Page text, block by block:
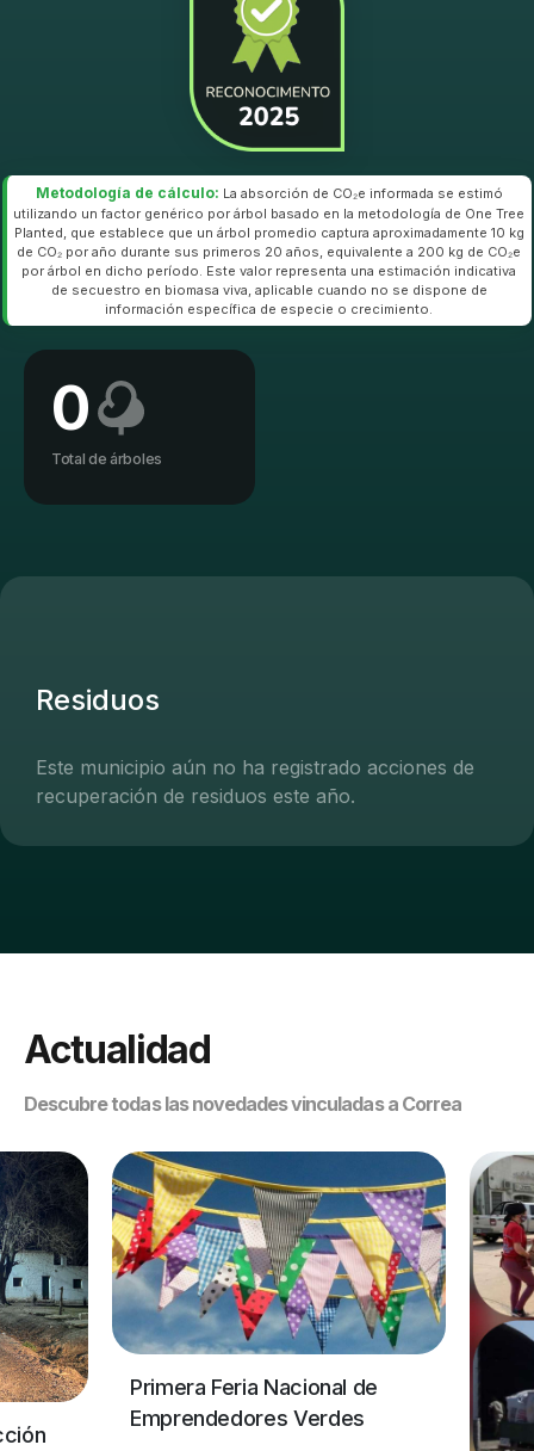
Metodología de cálculo: La absorción de CO₂e informada se estimó
utilizando un factor genérico por árbol basado en la metodología de One Tree
Planted, que establece que un árbol promedio captura aproximadamente 10 kg
de CO₂ por año durante sus primeros 20 años, equivalente a 200 kg de CO₂e
por árbol en dicho período. Este valor representa una estimación indicativa
de secuestro en biomasa viva, aplicable cuando no se dispone de
información específica de especie o crecimiento.
0
Total de árboles
Residuos
Este municipio aún no ha registrado acciones de
recuperación de residuos este año.
Actualidad
Descubre todas las novedades vinculadas a Correa
Primera Feria Nacional de
Emprendedores Verdes